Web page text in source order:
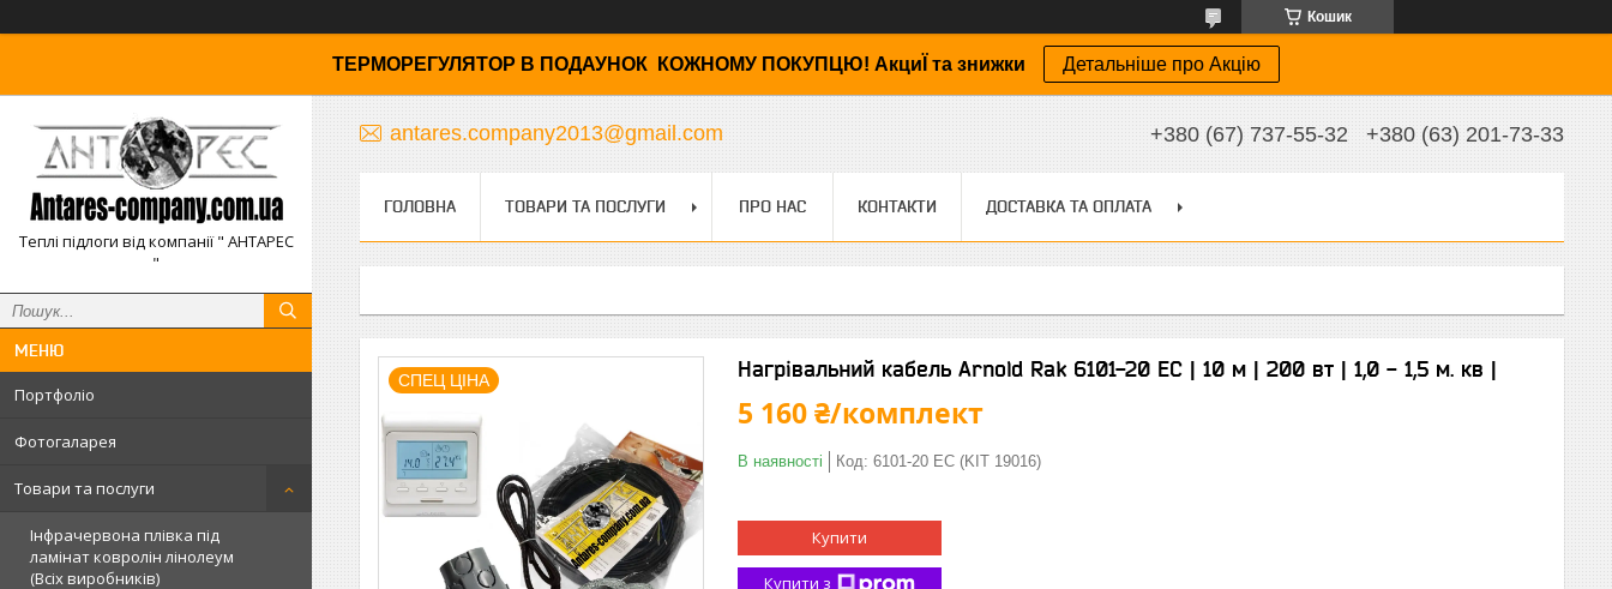
Кошик
ТЕРМОРЕГУЛЯТОР В ПОДАУНОК КОЖНОМУ ПОКУПЦЮ! АкциЇ та знижки Детальніше про Акцію
Теплі підлоги від компанії " АНТАРЕС
"
Портфоліо
Фотогаларея
Товари та послуги
Інфрачервона плівка під
ламінат ковролін лінолеум
(Всіх виробників)
antares.company2013@gmail.com +380 (67) 737-55-32 +380 (63) 201-73-33
ГОЛОВНА ТОВАРИ ТА ПОСЛУГИ ПРО НАС КОНТАКТИ ДОСТАВКА ТА ОПЛАТА
СПЕЦ ЦІНА Нагрівальний кабель Arnold Rak 6101-20 EC | 10 м | 200 вт | 1,0 - 1,5 м. кв |
5 160 ₴/комплект
В наявності Код: 6101-20 EC (KIT 19016)
Купити
Купити з